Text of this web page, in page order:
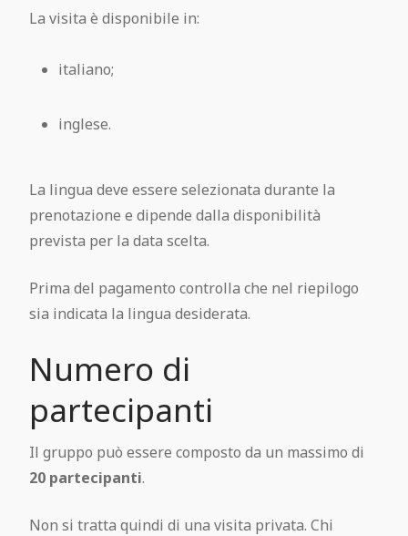
La visita è disponibile in:
italiano;
inglese.
La lingua deve essere selezionata durante la
prenotazione e dipende dalla disponibilità
prevista per la data scelta.
Prima del pagamento controlla che nel riepilogo
sia indicata la lingua desiderata.
Numero di
partecipanti
Il gruppo può essere composto da un massimo di
20 partecipanti.
Non si tratta quindi di una visita privata. Chi